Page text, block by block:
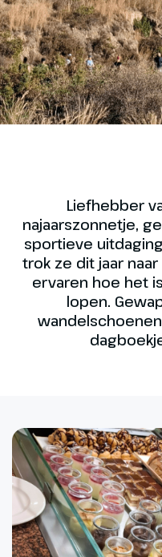
Liefhebber
najaarszonnetje,
sportieve
trok ze dit jaar
ervaren hoe het
lopen.